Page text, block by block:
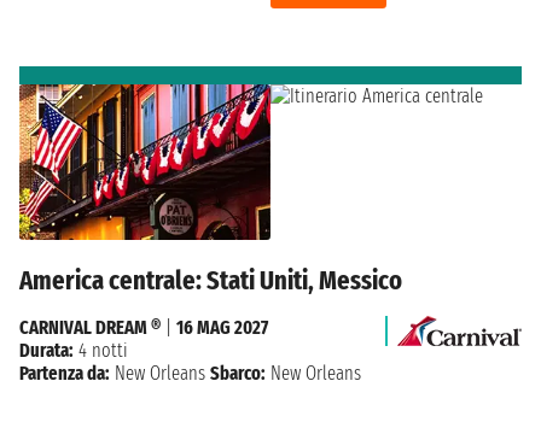
America centrale: Stati Uniti, Messico
CARNIVAL DREAM ®
16 MAG 2027
Durata: 4 notti
Partenza da: New Orleans Sbarco: New Orleans